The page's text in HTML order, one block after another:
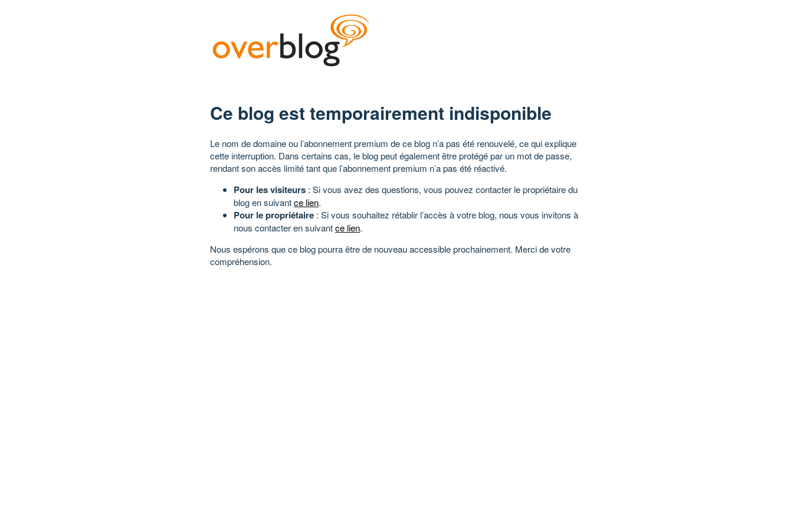
Ce blog est temporairement indisponible
Le nom de domaine ou l’abonnement premium de ce blog n’a pas été renouvelé, ce qui explique
cette interruption. Dans certains cas, le blog peut également être protégé par un mot de passe,
rendant son accès limité tant que l’abonnement premium n’a pas été réactivé.
Pour les visiteurs : Si vous avez des questions, vous pouvez contacter le propriétaire du
blog en suivantce lien.
Pour le propriétaire : Si vous souhaitez rétablir l’accès à votre blog, nous vous invitons à
nous contacter en suivantce lien.
Nous espérons que ce blog pourra être de nouveau accessible prochainement. Merci de votre
compréhension.